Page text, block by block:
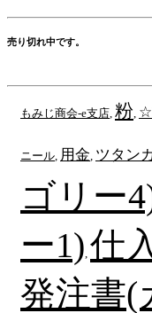
売り切れ中です。
もみじ商会-e支店 粉
ニール 用金 ツタン
ゴリー
ー1)仕
発注書(